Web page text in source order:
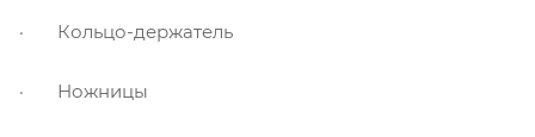
· Кольцо-держатель
· Ножницы